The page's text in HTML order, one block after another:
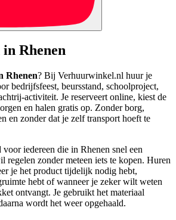
Rhenen
Rhenen? Bij Verhuurwinkel.nl huur je
bedrijfsfeest, beursstand, schoolproject,
activiteit. Je reserveert online, kiest de
en halen gratis op. Zonder borg,
en zonder dat je zelf transport hoeft te
iedereen die in Rhenen snel een
regelen zonder meteen iets te kopen. Huren
je het product tijdelijk nodig hebt,
hebt of wanneer je zeker wilt weten
ontvangt. Je gebruikt het materiaal
wordt het weer opgehaald.